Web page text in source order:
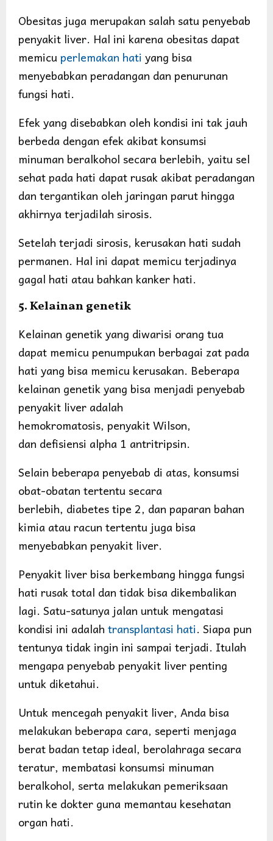
Obesitas juga merupakan salah satu penyebab
penyakit liver. Hal ini karena obesitas dapat
memicu perlemakan hati yang bisa
menyebabkan peradangan dan penurunan
fungsi hati.
Efek yang disebabkan oleh kondisi ini tak jauh
berbeda dengan efek akibat konsumsi
minuman beralkohol secara berlebih, yaitu sel
sehat pada hati dapat rusak akibat peradangan
dan tergantikan oleh jaringan parut hingga
akhirnya terjadilah sirosis.
Setelah terjadi sirosis, kerusakan hati sudah
permanen. Hal ini dapat memicu terjadinya
gagal hati atau bahkan kanker hati.
5. Kelainan genetik
Kelainan genetik yang diwarisi orang tua
dapat memicu penumpukan berbagai zat pada
hati yang bisa memicu kerusakan. Beberapa
kelainan genetik yang bisa menjadi penyebab
penyakit liver adalah
hemokromatosis, penyakit Wilson,
dan defisiensi alpha 1 antritripsin.
Selain beberapa penyebab di atas, konsumsi
obat-obatan tertentu secara
berlebih, diabetes tipe 2, dan paparan bahan
kimia atau racun tertentu juga bisa
menyebabkan penyakit liver.
Penyakit liver bisa berkembang hingga fungsi
hati rusak total dan tidak bisa dikembalikan
lagi. Satu-satunya jalan untuk mengatasi
kondisi ini adalah transplantasi hati. Siapa pun
tentunya tidak ingin ini sampai terjadi. Itulah
mengapa penyebab penyakit liver penting
untuk diketahui.
Untuk mencegah penyakit liver, Anda bisa
melakukan beberapa cara, seperti menjaga
berat badan tetap ideal, berolahraga secara
teratur, membatasi konsumsi minuman
beralkohol, serta melakukan pemeriksaan
rutin ke dokter guna memantau kesehatan
organ hati.